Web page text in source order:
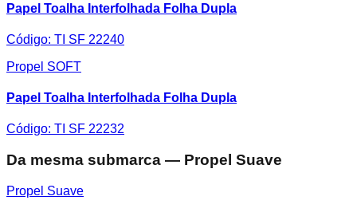
Papel Toalha Interfolhada Folha Dupla
Código: TI SF 22240
Propel SOFT
Papel Toalha Interfolhada Folha Dupla
Código: TI SF 22232
Da mesma submarca — Propel Suave
Propel Suave